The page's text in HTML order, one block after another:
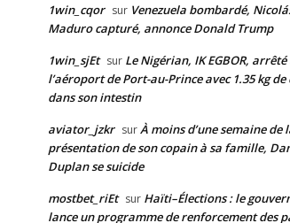
1win_cqor sur Venezuela bombardé,
Maduro capturé, annonce Donald Trump
1win_sjEt sur Le Nigérian, IK EGBOR, arrêté
l’aéroport de Port-au-Prince avec 1.35 kg de
dans son intestin
aviator_jzkr surÀ moins d’une semaine de
présentation de son copain à sa famille,
Duplan se suicide
mostbet_riEt sur Haïti–Élections : le
lance un programme de renforcement des